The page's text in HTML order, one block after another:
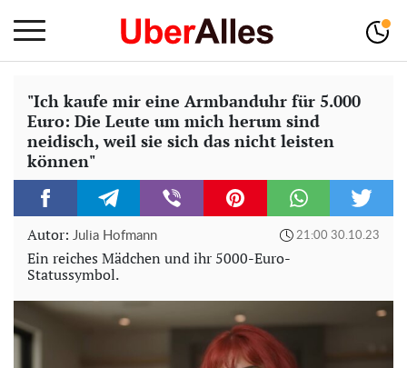
"Ich kaufe mir eine Armbanduhr für 5.000
Euro: Die Leute um mich herum sind
neidisch, weil sie sich das nicht leisten
können"
Autor: Julia Hofmann 21:00 30.10.23
Ein reiches Mädchen und ihr 5000-Euro-
Statussymbol.